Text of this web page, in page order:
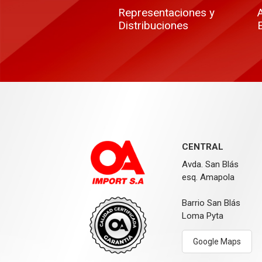
Representaciones y
Distribuciones
CENTRAL
Avda. San Blás
esq. Amapola
Barrio San Blás
Loma Pyta
Google Maps